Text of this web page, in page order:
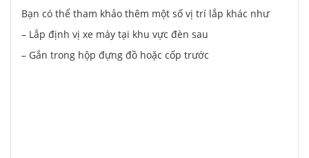
Bạn có thể tham khảo thêm một số vị trí lắp khác như
– Lắp định vị xe máy tại khu vực đèn sau
– Gắn trong hộp đựng đồ hoặc cốp trước